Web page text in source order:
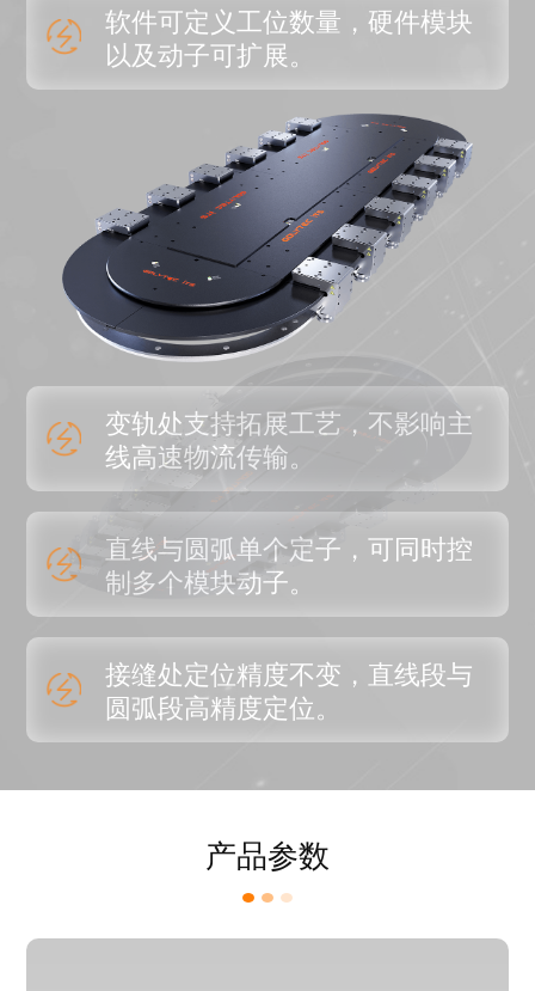
软件可定义工位数量，硬件模块
以及动子可扩展。
变轨处支持拓展工艺，不影响主
线高速物流传输。
直线与圆弧单个定子，可同时控
制多个模块动子。
接缝处定位精度不变，直线段与
圆弧段高精度定位。
产品参数